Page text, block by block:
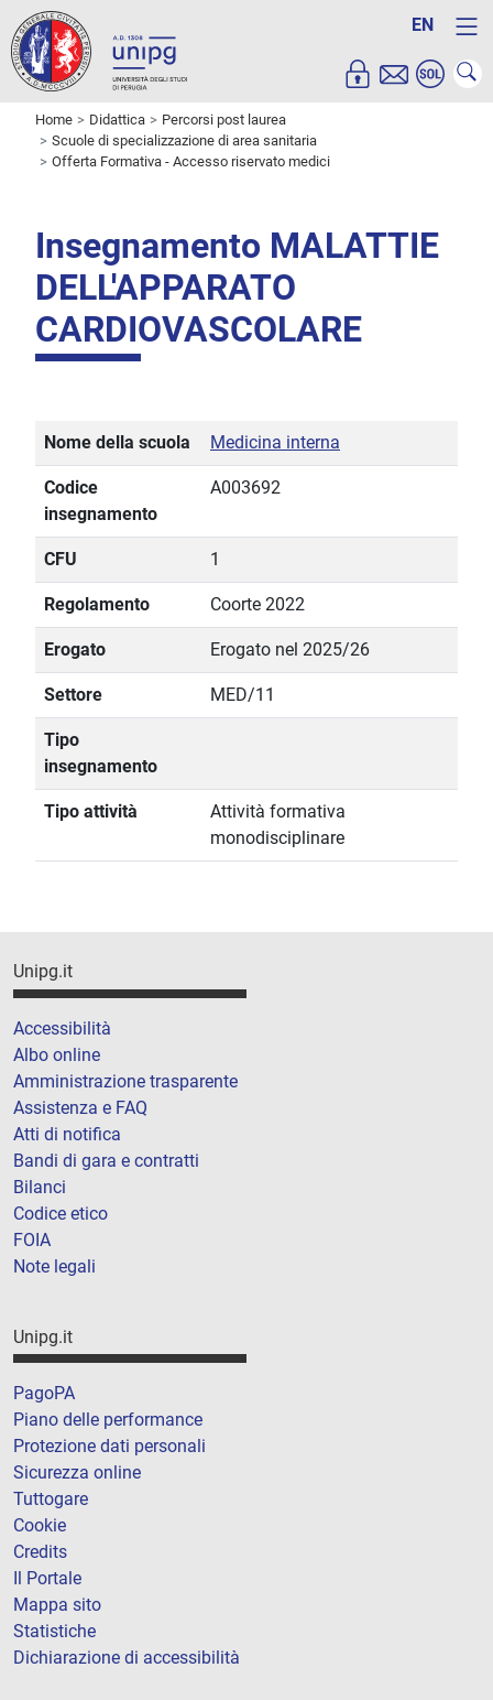
EN
Home Didattica
Percorsi post laurea
Scuole di specializzazione di area sanitaria
Offerta Formativa - Accesso riservato medici
Insegnamento MALATTIE
DELL'APPARATO
CARDIOVASCOLARE
Nome della scuola Medicina interna
Codice
insegnamento
A003692
CFU 1
Regolamento Coorte 2022
Erogato Erogato nel 2025/26
Settore MED/11
Tipo
insegnamento
Tipo attività
Attività formativa
monodisciplinare
Unipg.it
Accessibilità
Albo online
Amministrazione trasparente
Assistenza e FAQ
Atti di notifica
Bandi di gara e contratti
Bilanci
Codice etico
FOIA
Note legali
Unipg.it
PagoPA
Piano delle performance
Protezione dati personali
Sicurezza online
Tuttogare
Cookie
Credits
Il Portale
Mappa sito
Statistiche
Dichiarazione di accessibilità